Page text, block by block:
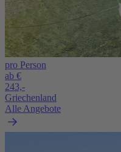
pro Person
ab €
243,-
Griechenland
Alle Angebote